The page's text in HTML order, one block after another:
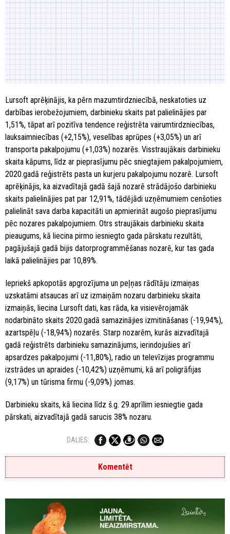
Lursoft aprēķinājis, ka pērn mazumtirdzniecībā, neskatoties uz
darbības ierobežojumiem, darbinieku skaits pat palielinājies par
1,51%, tāpat arī pozitīva tendence reģistrēta vairumtirdzniecības,
lauksaimniecības (+2,15%), veselības aprūpes (+3,05%) un arī
transporta pakalpojumu (+1,03%) nozarēs. Visstraujākais darbinieku
skaita kāpums, līdz ar pieprasījumu pēc sniegtajiem pakalpojumiem,
2020.gadā reģistrēts pasta un kurjeru pakalpojumu nozarē. Lursoft
aprēķinājis, ka aizvadītajā gadā šajā nozarē strādājošo darbinieku
skaits palielinājies pat par 12,91%, tādējādi uzņēmumiem cenšoties
palielināt sava darba kapacitāti un apmierināt augošo pieprasījumu
pēc nozares pakalpojumiem. Otrs straujākais darbinieku skaita
pieaugums, kā liecina pirmo iesniegto gada pārskatu rezultāti,
pagājušajā gadā bijis datorprogrammēšanas nozarē, kur tas gada
laikā palielinājies par 10,89%.
Iepriekš apkopotās apgrozījuma un peļņas rādītāju izmaiņas
uzskatāmi atsaucas arī uz izmaiņām nozaru darbinieku skaita
izmaiņās, liecina Lursoft dati, kas rāda, ka visievērojamāk
nodarbināto skaits 2020.gadā samazinājies izmitināšanas (-19,94%),
azartspēļu (-18,94%) nozarēs. Starp nozarēm, kurās aizvadītajā
gadā reģistrēts darbinieku samazinājums, ierindojušies arī
apsardzes pakalpojumi (-11,80%), radio un televīzijas programmu
izstrādes un apraides (-10,42%) uzņēmumi, kā arī poligrāfijas
(9,17%) un tūrisma firmu (-9,09%) jomas.
Darbinieku skaits, kā liecina līdz š.g. 29.aprīlim iesniegtie gada
pārskati, aizvadītajā gadā sarucis 38% nozaru.
DALIES:
Komentēt